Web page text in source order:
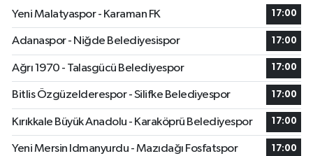
Yeni Malatyaspor - Karaman FK
17:00
Adanaspor - Niğde Belediyesispor 17:00
Ağrı 1970 - Talasgücü Belediyespor 17:00
Bitlis Özgüzelderespor - Silifke Belediyespor 17:00
Kırıkkale Büyük Anadolu - Karaköprü Belediyespor 17:00
Yeni Mersin Idmanyurdu - Mazıdağı Fosfatspor 17:00